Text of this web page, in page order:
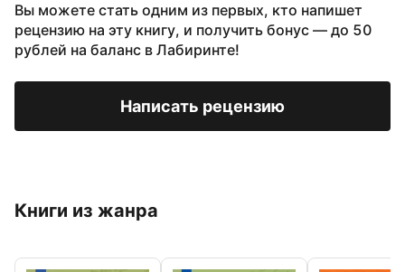
Вы можете стать одним из первых, кто напишет
рецензию на эту книгу, и получить бонус — до 50
рублей на баланс в Лабиринте!
Написать рецензию
Книги из жанра